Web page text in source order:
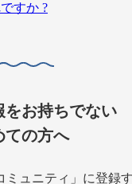
すか ?
をお持ちでない
ての方へ
ュニティ」に登録